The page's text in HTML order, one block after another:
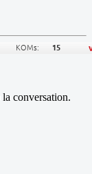
conversation.